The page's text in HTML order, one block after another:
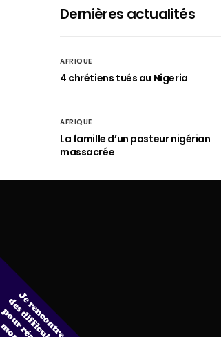
Dernières actualités
AFRIQUE
4 chrétiens tués au Nigeria
AFRIQUE
La famille d’un pasteur nigérian
massacrée